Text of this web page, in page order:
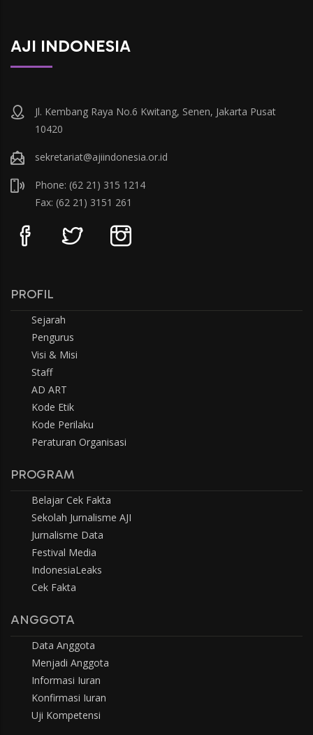
AJI INDONESIA
Jl. Kembang Raya No.6 Kwitang, Senen, Jakarta Pusat
10420
sekretariat@ajiindonesia.or.id
Phone: (62 21) 315 1214
Fax: (62 21) 3151 261
PROFIL
Sejarah
Pengurus
Visi & Misi
Staff
AD ART
Kode Etik
Kode Perilaku
Peraturan Organisasi
PROGRAM
Belajar Cek Fakta
Sekolah Jurnalisme AJI
Jurnalisme Data
Festival Media
IndonesiaLeaks
Cek Fakta
ANGGOTA
Data Anggota
Menjadi Anggota
Informasi Iuran
Konfirmasi Iuran
Uji Kompetensi